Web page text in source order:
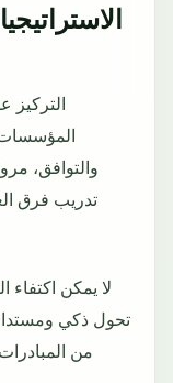
التركيز
المؤسسات
والتوافق،
تدريب فرق
لا يمكن اكتفاء
تحول ذكي
من